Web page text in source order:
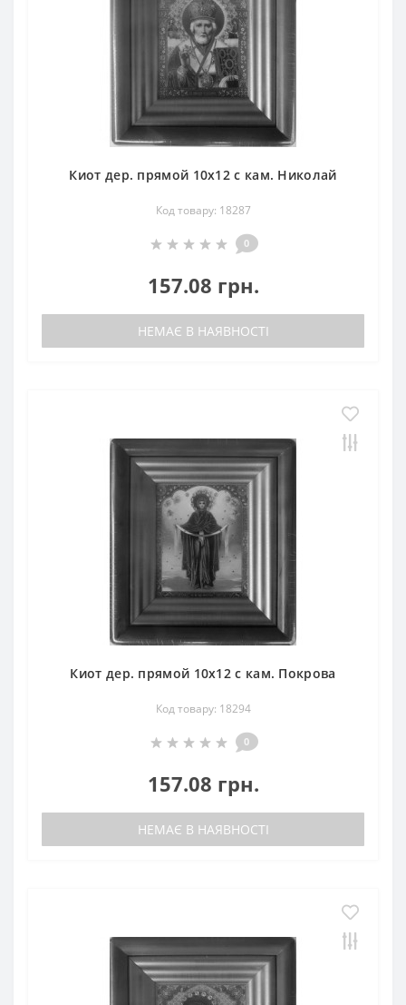
Киот дер. прямой 10х12 с кам. Николай
Код товару: 18287
0
157.08 грн.
НЕМАЄ В НАЯВНОСТІ
Киот дер. прямой 10х12 с кам. Покрова
Код товару: 18294
0
157.08 грн.
НЕМАЄ В НАЯВНОСТІ